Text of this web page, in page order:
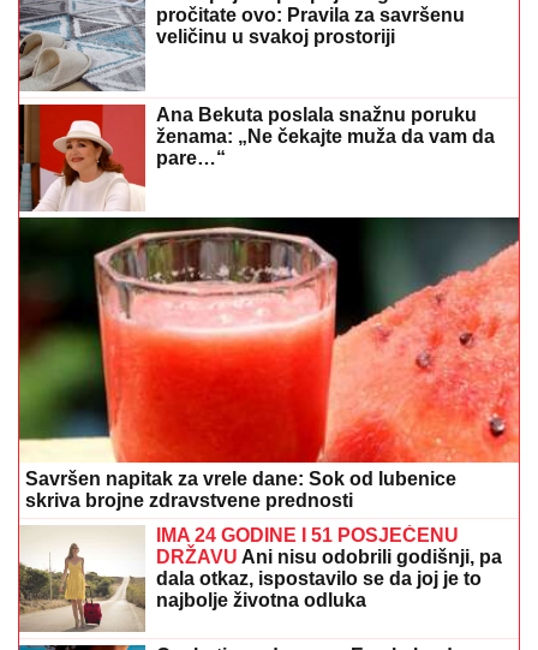
Savršen napitak za vrele dane: Sok od lubenice
skriva brojne zdravstvene prednosti
IMA 24 GODINE I 51 POSJEĆENU
DRŽAVU
Ani nisu odobrili godišnji, pa
dala otkaz, ispostavilo se da joj je to
najbolje životna odluka
Opekotine od sunca: Evo kako da
ublažite bol i crvenilo
(VIDEO) PRIJU I FILIPA NISU PUSTILI U RESTORAN
NA HVARU
Sada se oglasila hostesa i otkrila šta se
dogodilo